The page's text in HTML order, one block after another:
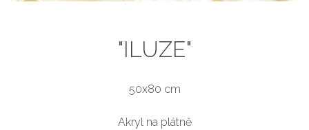
"ILUZE"
50x80 cm
Akryl na plátně